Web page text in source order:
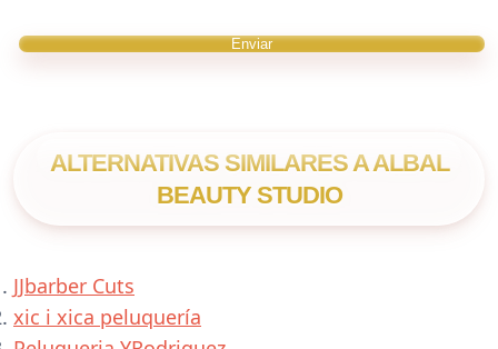
ALTERNATIVAS SIMILARES A ALBAL
BEAUTY STUDIO
JJbarber Cuts
xic i xica peluquería